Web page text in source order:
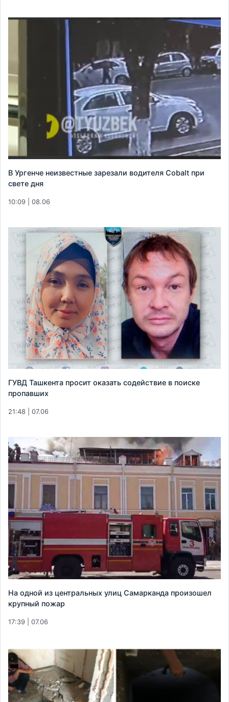
В Ургенче неизвестные зарезали водителя Cobalt при
свете дня
10:09 | 08.06
ГУВД Ташкента просит оказать содействие в поиске
пропавших
21:48 | 07.06
На одной из центральных улиц Самарканда произошел
крупный пожар
17:39 | 07.06